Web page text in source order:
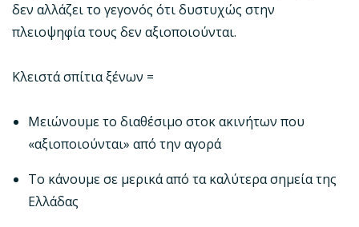
δεν αλλάζει το γεγονός ότι δυστυχώς στην
πλειοψηφία τους δεν αξιοποιούνται.
Κλειστά σπίτια ξένων =
Μειώνουμε το διαθέσιμο στοκ ακινήτων που
«αξιοποιούνται» από την αγορά
Το κάνουμε σε μερικά από τα καλύτερα σημεία της
Ελλάδας